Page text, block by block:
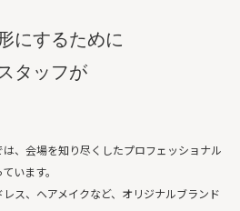
にするために
タッフが
、会場を知り尽くしたプロフェッショナル
います。
ス、ヘアメイクなど、オリジナルブランド